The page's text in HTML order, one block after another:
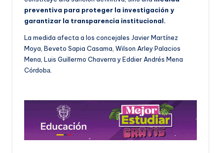
preventiva para proteger la investigación y
garantizar la transparencia institucional.
La medida afecta a los concejales Javier Martínez
Moya, Beveto Sapia Casama, Wilson Arley Palacios
Mena, Luis Guillermo Chaverra y Eddier Andrés Mena
Córdobа.